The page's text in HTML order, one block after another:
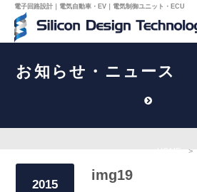
電子回路設計｜電気自動車・EV｜電気制御ユニット・ECU
お知らせ・ニュース
>
2015
img19